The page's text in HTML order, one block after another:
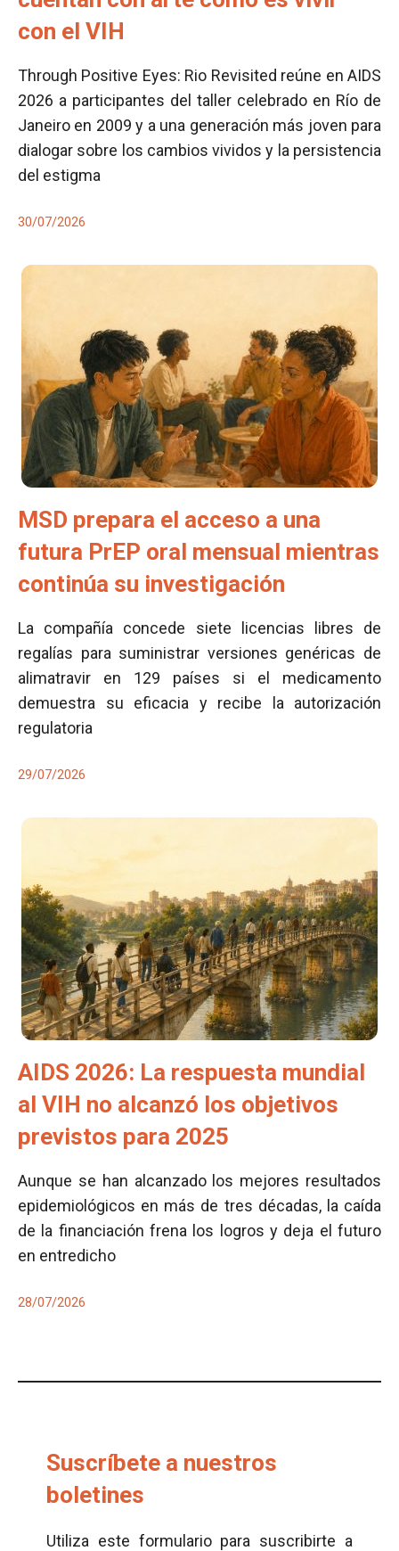
con el VIH
Through Positive Eyes: Rio Revisited reúne en AIDS
2026 a participantes del taller celebrado en Río de
Janeiro en 2009 y a una generación más joven para
dialogar sobre los cambios vividos y la persistencia
del estigma
30/07/2026
MSD prepara el acceso a una
futura PrEP oral mensual mientras
continúa su investigación
La compañía concede siete licencias libres de
regalías para suministrar versiones genéricas de
alimatravir en 129 países si el medicamento
demuestra su eficacia y recibe la autorización
regulatoria
29/07/2026
AIDS 2026: La respuesta mundial
al VIH no alcanzó los objetivos
previstos para 2025
Aunque se han alcanzado los mejores resultados
epidemiológicos en más de tres décadas, la caída
de la financiación frena los logros y deja el futuro
en entredicho
28/07/2026
Suscríbete a nuestros
boletines
Utiliza este formulario para suscribirte a